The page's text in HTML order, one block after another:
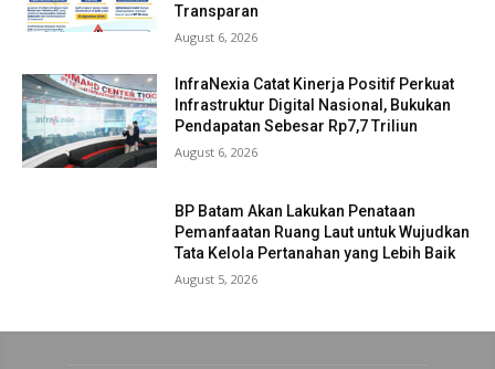
Transparan
August 6, 2026
InfraNexia Catat Kinerja Positif Perkuat
Infrastruktur Digital Nasional, Bukukan
Pendapatan Sebesar Rp7,7 Triliun
August 6, 2026
BP Batam Akan Lakukan Penataan
Pemanfaatan Ruang Laut untuk Wujudkan
Tata Kelola Pertanahan yang Lebih Baik
August 5, 2026